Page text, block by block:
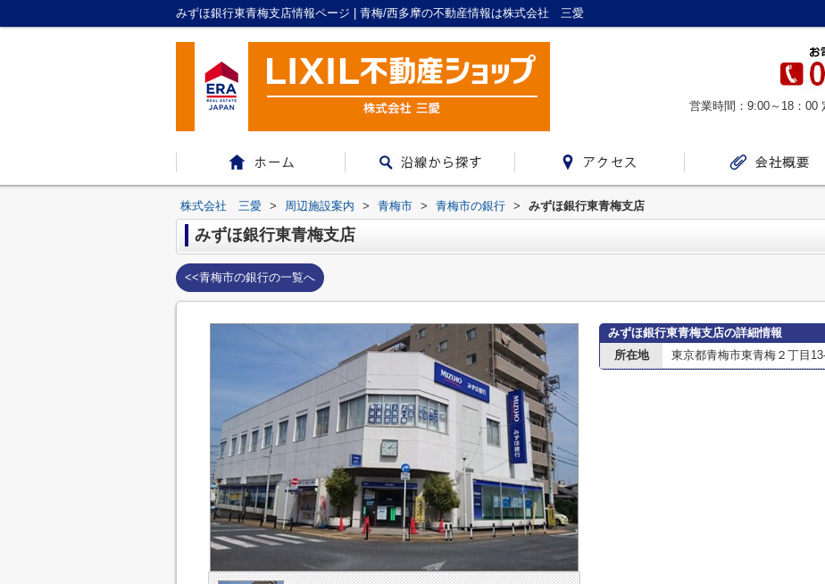
みずほ銀行東青梅支店情報ページ | 青梅/西多摩の不動産情報は株式会社 三愛
営業時間：9:00～18：00
株式会社 三愛 > 周辺施設案内 > 青梅市 > 青梅市の銀行 > みずほ銀行東青梅支店
みずほ銀行東青梅支店
<<青梅市の銀行の一覧へ
みずほ銀行東青梅支店の詳細情報
所在地
東京都青梅市東青梅２丁目